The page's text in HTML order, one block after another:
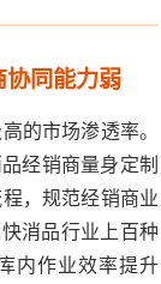
同能力弱
的市场渗透率。
经销商量身定制
，规范经销商业
消品行业上百种
内作业效率提升